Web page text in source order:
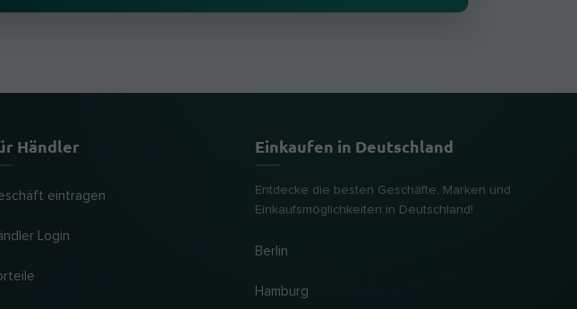
Händler
eintragen
Login
Einkaufen in Deutschland
Entdecke die besten Geschäfte, Marken und
Einkaufsmöglichkeiten in Deutschland!
Berlin
Hamburg